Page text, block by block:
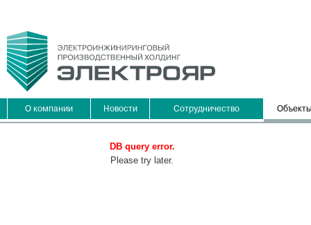
О компании Новости Сотрудничество
DB query error.
Please try later.